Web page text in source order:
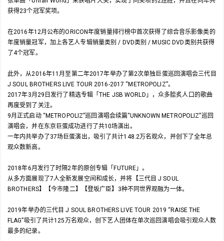
获得23个冠军奖项。
在2016年12月公布的ORICON年度销量排行榜中首次获得了综合音乐影像类的
年度销量冠军，加上各艺人专辑销量类别 / DVD类别 / MUSIC DVD类别共获得
了4个冠军。
此外，从2016年11月至第二年2017年举办了第2次单独巨蛋巡回演唱会三代目
J SOUL BROTHERS LIVE TOUR 2016-2017 “METROPOLIZ”。
2017年3月29日发行了精选专辑「THE JSB WORLD」，众多脍炙人口的歌曲
再度受到了关注。
9月正式启动 “METROPOLIZ”巡回演唱会续篇“UNKNOWN METROPOLIZ”巡回
演唱会，并在东京巨蛋成功进行了共10场演出。
一年内共举办了37场巨蛋演出，吸引了共计148.2万名观众，并创下了全年总
观众数新高。
2018年6月发行了时隔2年的原创专辑「FUTURE」。
从多方面展现了7人全新发展空间和成长，并将【三代目 J SOUL
BROTHERS】【今市隆二】【登坂广臣】3种不同世界观融为一体。
2019年举办的三代目 J SOUL BROTHERS LIVE TOUR 2019 “RAISE THE
FLAG”吸引了共计125万名观众，创下艺人团体在单次巡回演唱会吸引观众人数
最多的纪录。